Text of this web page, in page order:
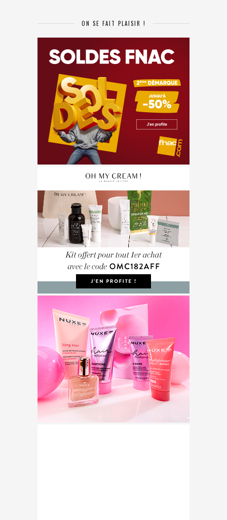
ON SE FAIT PLAISIR !